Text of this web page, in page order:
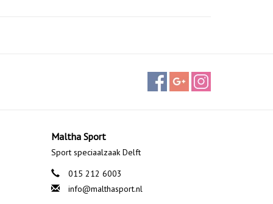
Maltha Sport
Sport speciaalzaak Delft
015 212 6003
info@malthasport.nl